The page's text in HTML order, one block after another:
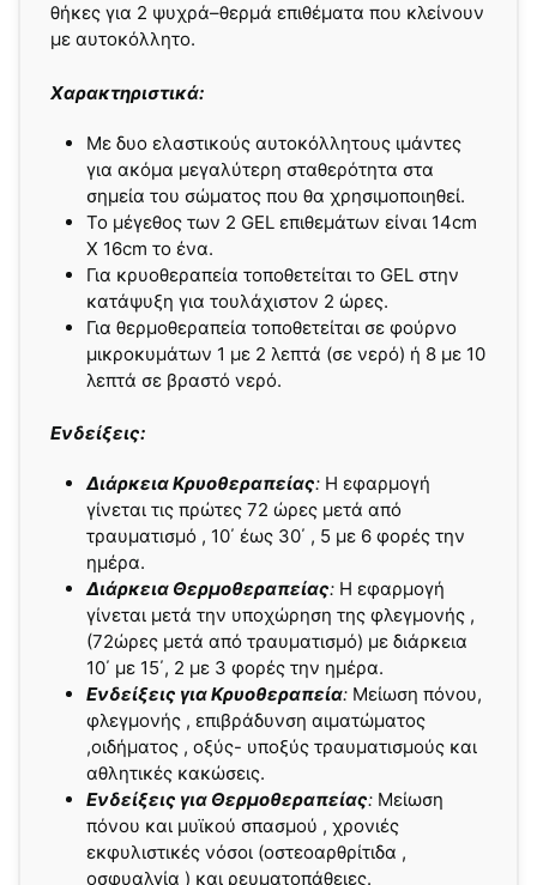
θήκες για 2 ψυχρά–θερμά επιθέματα που κλείνουν
με αυτοκόλλητο.
Χαρακτηριστικά:
Με δυο ελαστικούς αυτοκόλλητους ιμάντες
για ακόμα μεγαλύτερη σταθερότητα στα
σημεία του σώματος που θα χρησιμοποιηθεί.
Το μέγεθος των 2 GEL επιθεμάτων είναι 14cm
X 16cm το ένα.
Για κρυοθεραπεία τοποθετείται το GEL στην
κατάψυξη για τουλάχιστον 2 ώρες.
Για θερμοθεραπεία τοποθετείται σε φούρνο
μικροκυμάτων 1 με 2 λεπτά (σε νερό) ή 8 με 10
λεπτά σε βραστό νερό.
Ενδείξεις:
Διάρκεια Κρυοθεραπείας: Η εφαρμογή
γίνεται τις πρώτες 72 ώρες μετά από
τραυματισμό , 10΄ έως 30΄ , 5 με 6 φορές την
ημέρα.
Διάρκεια Θερμοθεραπείας: Η εφαρμογή
γίνεται μετά την υποχώρηση της φλεγμονής ,
(72ώρες μετά από τραυματισμό) με διάρκεια
10΄ με 15΄, 2 με 3 φορές την ημέρα.
Ενδείξεις για Κρυοθεραπεία: Μείωση πόνου,
φλεγμονής , επιβράδυνση αιματώματος
,οιδήματος , οξύς- υποξύς τραυματισμούς και
αθλητικές κακώσεις.
Ενδείξεις για Θερμοθεραπείας: Μείωση
πόνου και μυϊκού σπασμού , χρονιές
εκφυλιστικές νόσοι (οστεοαρθρίτιδα ,
οσφυαλγία ) και ρευματοπάθειες.